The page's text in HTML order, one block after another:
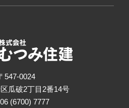
547-0024
瓜破2丁目2番14号
(6700) 7777